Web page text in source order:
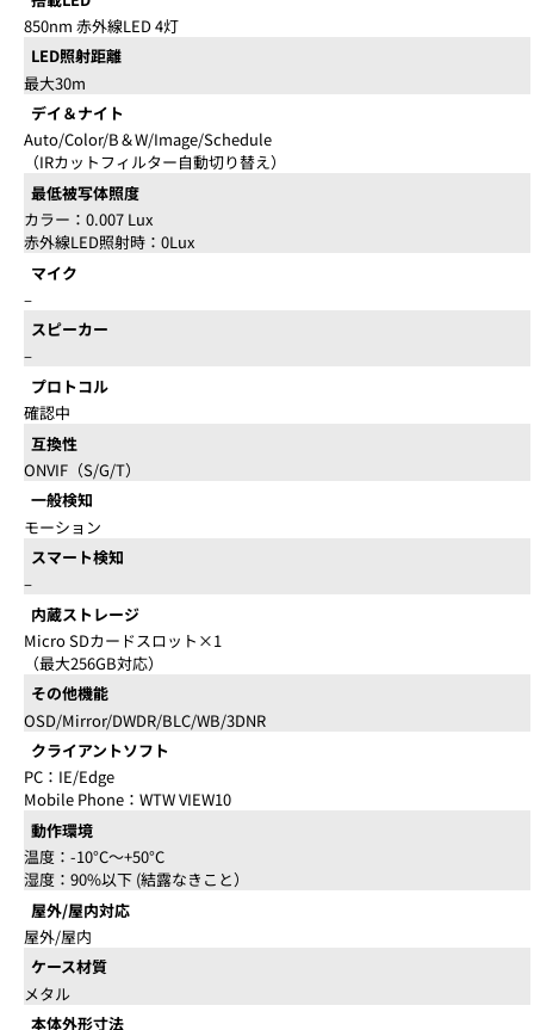
850nm 赤外線LED 4灯
LED照射距離
最大30m
デイ＆ナイト
Auto/Color/B＆W/Image/Schedule
（IRカットフィルター自動切り替え）
最低被写体照度
カラー：0.007 Lux
赤外線LED照射時：0Lux
マイク
–
スピーカー
–
プロトコル
確認中
互換性
ONVIF（S/G/T）
一般検知
モーション
スマート検知
–
内蔵ストレージ
Micro SDカードスロット×1
（最大256GB対応）
その他機能
OSD/Mirror/DWDR/BLC/WB/3DNR
クライアントソフト
PC：IE/Edge
Mobile Phone：WTW VIEW10
動作環境
温度：-10°C～+50°C
湿度：90%以下 (結露なきこと）
屋外/屋内対応
屋外/屋内
ケース材質
メタル
本体外形寸法